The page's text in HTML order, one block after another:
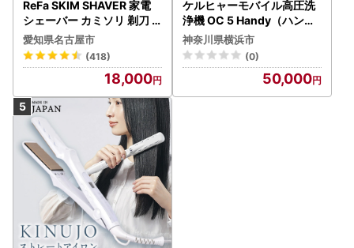
ReFa SKIM SHAVER 家電
シェーバー カミソリ 剃刀
シェーバー
愛知県名古屋市
(418)
18,000
ケルヒャーモバイル高圧洗
浄機 OC 5 Handy（ハンデ
ィジェット） APV0006
神奈川県横浜市
(0)
50,000